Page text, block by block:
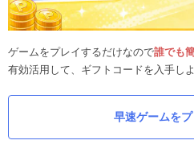
ゲームをプレイするだけなので誰でも
有効活用して、ギフトコードを入手し
早速ゲームをプ